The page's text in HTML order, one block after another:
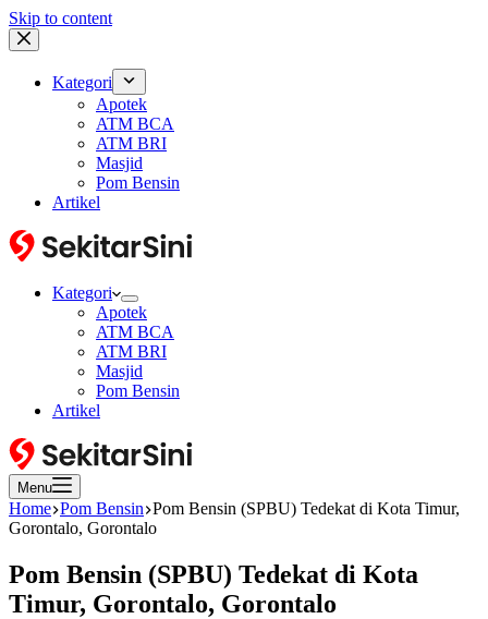
Skip to content
Kategori
Apotek
ATM BCA
ATM BRI
Masjid
Pom Bensin
Artikel
Kategori
Apotek
ATM BCA
ATM BRI
Masjid
Pom Bensin
Artikel
Menu
Home Pom Bensin Pom Bensin (SPBU) Tedekat di Kota Timur,
Gorontalo, Gorontalo
Pom Bensin (SPBU) Tedekat di Kota
Timur, Gorontalo, Gorontalo